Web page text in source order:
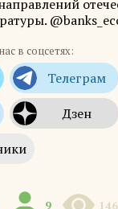
в соцсетях:
9 146